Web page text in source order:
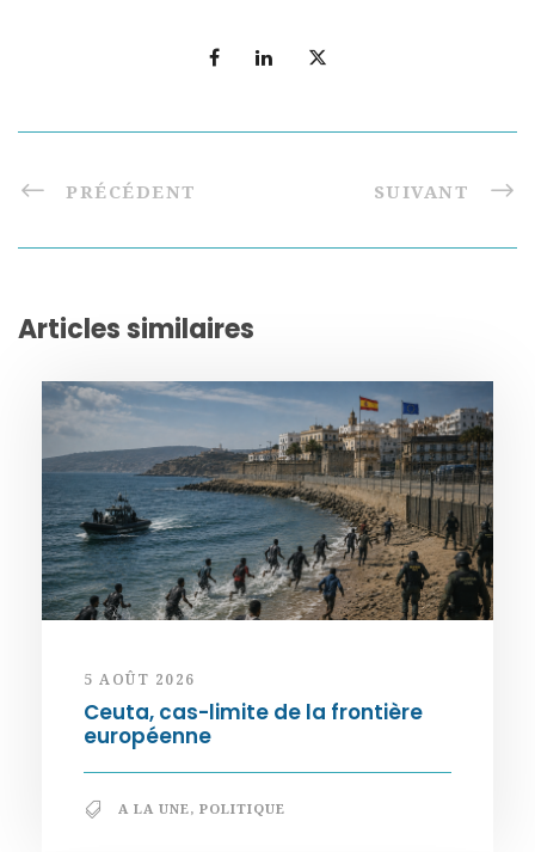
PRÉCÉDENT SUIVANT
Articles similaires
5 AOÛT 2026
Ceuta, cas-limite de la frontière
européenne
A LA UNE, POLITIQUE